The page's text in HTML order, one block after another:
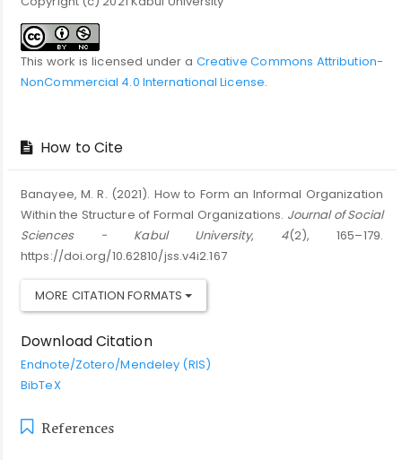
This work is licensed under a Creative Commons Attribution-
NonCommercial 4.0 International License.
How to Cite
Banayee, M. R. (2021). How to Form an Informal Organization
Within the Structure of Formal Organizations. Journal of Social
Sciences - Kabul University, 4(2), 165–179.
https://doi.org/10.62810/jss.v4i2.167
MORE CITATION FORMATS
Download Citation
Endnote/Zotero/Mendeley (RIS)
BibTeX
References